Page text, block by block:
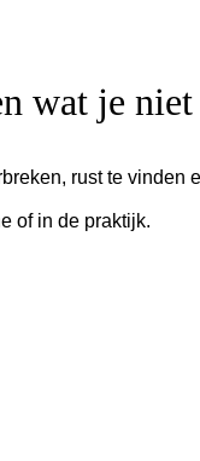
wat je
rust te vinden
of in de praktijk.